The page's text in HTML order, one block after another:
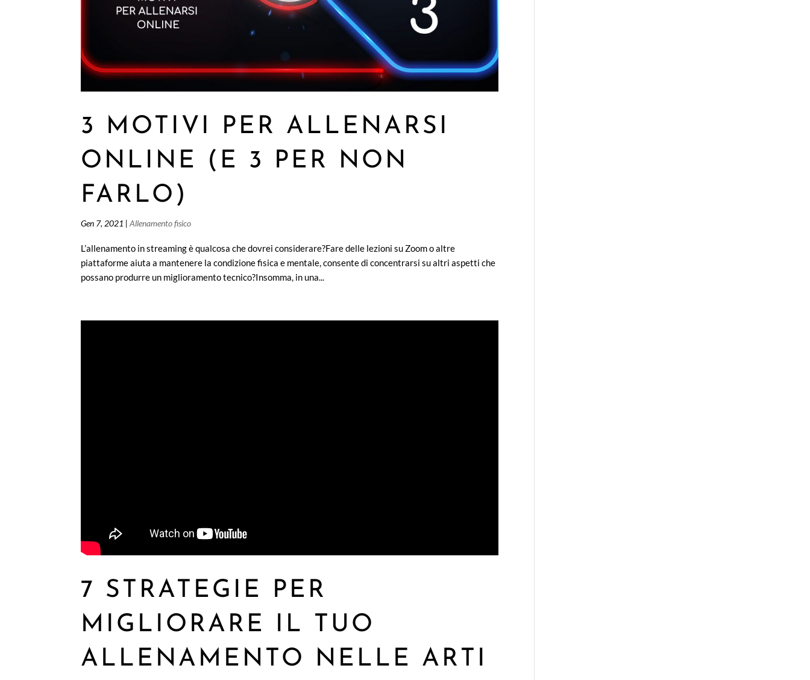
3 MOTIVI PER ALLENARSI
ONLINE (E 3 PER NON
FARLO)
Gen 7, 2021 |Allenamento fisico
L’allenamento in streaming è qualcosa che dovrei considerare?Fare delle lezioni su Zoom o altre
piattaforme aiuta a mantenere la condizione fisica e mentale, consente di concentrarsi su altri aspetti che
possano produrre un miglioramento tecnico?Insomma, in una...
7 STRATEGIE PER
MIGLIORARE IL TUO
ALLENAMENTO NELLE ARTI